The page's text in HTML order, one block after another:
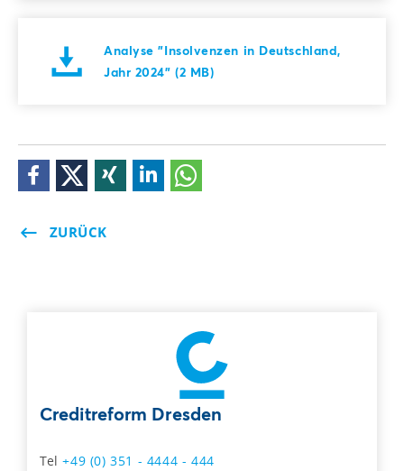
Analyse "Insolvenzen in Deutschland,
Jahr 2024" (2 MB)
ZURÜCK
Creditreform Dresden
Tel+49 (0) 351 - 4444 - 444